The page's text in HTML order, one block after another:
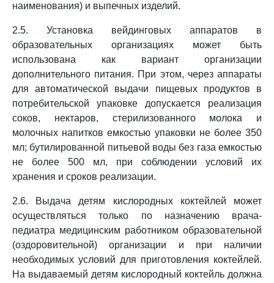
наименования) и выпечных изделий.
2.5. Установка вейдинговых аппаратов в
образовательных организациях может быть
использована как вариант организации
дополнительного питания. При этом, через аппараты
для автоматической выдачи пищевых продуктов в
потребительской упаковке допускается реализация
соков, нектаров, стерилизованного молока и
молочных напитков емкостью упаковки не более 350
мл; бутилированной питьевой воды без газа емкостью
не более 500 мл, при соблюдении условий их
хранения и сроков реализации.
2.6. Выдача детям кислородных коктейлей может
осуществляться только по назначению врача-
педиатра медицинским работником образовательной
(оздоровительной) организации и при наличии
необходимых условий для приготовления коктейлей.
На выдаваемый детям кислородный коктейль должна